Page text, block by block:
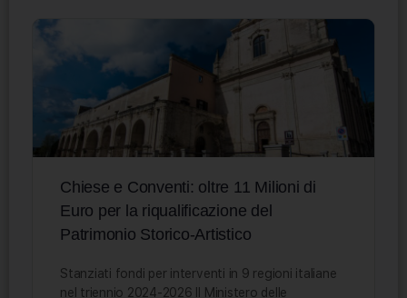
Chiese e Conventi: oltre 11 Milioni di
Euro per la riqualificazione del
Patrimonio Storico-Artistico
Stanziati fondi per interventi in 9 regioni italiane
nel triennio 2024-2026 Il Ministero delle